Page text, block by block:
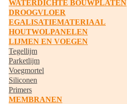
WATERDICHTE BOUWPLATEN
DROOGVLOER
EGALISATIEMATERIAAL
HOUTWOLPANELEN
LIJMEN EN VOEGEN
Tegellijm
Parketlijm
Voegmortel
Siliconen
Primers
MEMBRANEN